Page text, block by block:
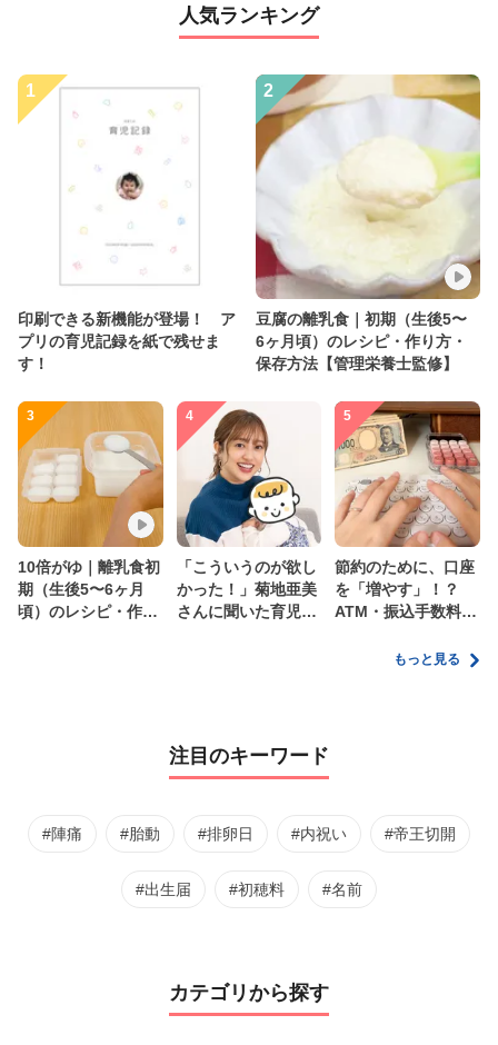
人気ランキング
1
印刷できる新機能が登場！ ア
プリの育児記録を紙で残せま
す！
2
豆腐の離乳食｜初期（生後5〜
6ヶ月頃）のレシピ・作り方・
保存方法【管理栄養士監修】
3
10倍がゆ｜離乳食初
期（生後5〜6ヶ月
頃）のレシピ・作り
4
「こういうのが欲し
かった！」菊地亜美
さんに聞いた育児
5
節約のために、口座
を「増やす」！？
ATM・振込手数料の
家計管理術もっと見る
注目のキーワード
#陣痛 #胎動 #排卵日 #内祝い #帝王切開
#出生届 #初穂料 #名前
カテゴリから探す